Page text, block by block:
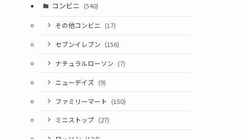
コンビニ (540)
その他コンビニ (17)
セブンイレブン (156)
ナチュラルローソン (7)
ニューデイズ (9)
ファミリーマート (150)
ミニストップ (27)